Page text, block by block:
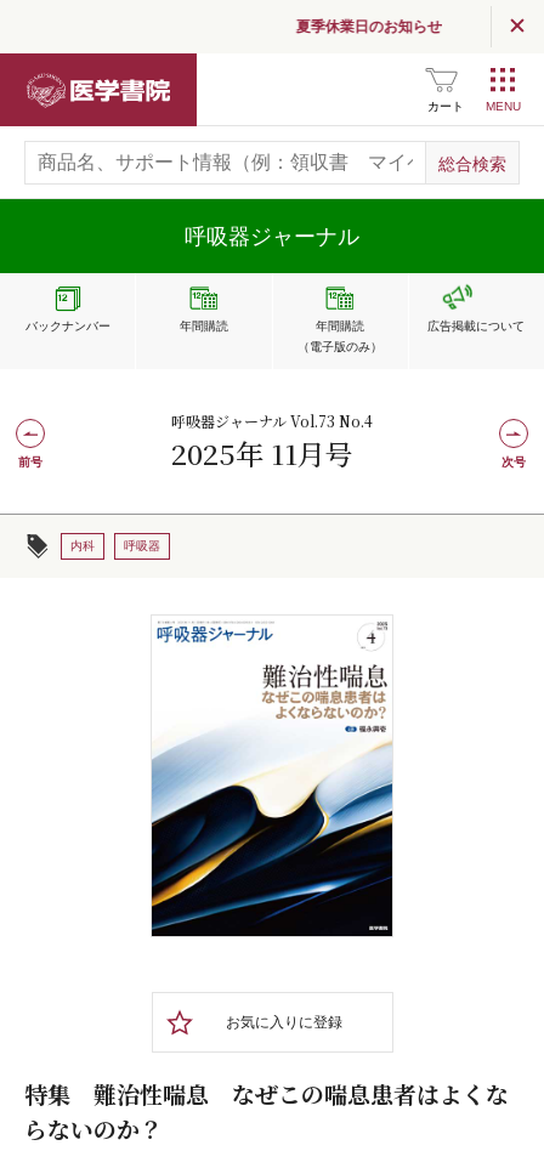
夏季休業日のお知らせ
カート
呼吸器ジャーナル
バックナンバー 年間購読
年間購読
（電子版のみ）
広告掲載について
呼吸器ジャーナル Vol.73 No.4
2025年 11月号
前号 次号
内科 呼吸器
お気に入りに登録
特集 難治性喘息 なぜこの喘息患者はよくな
らないのか？